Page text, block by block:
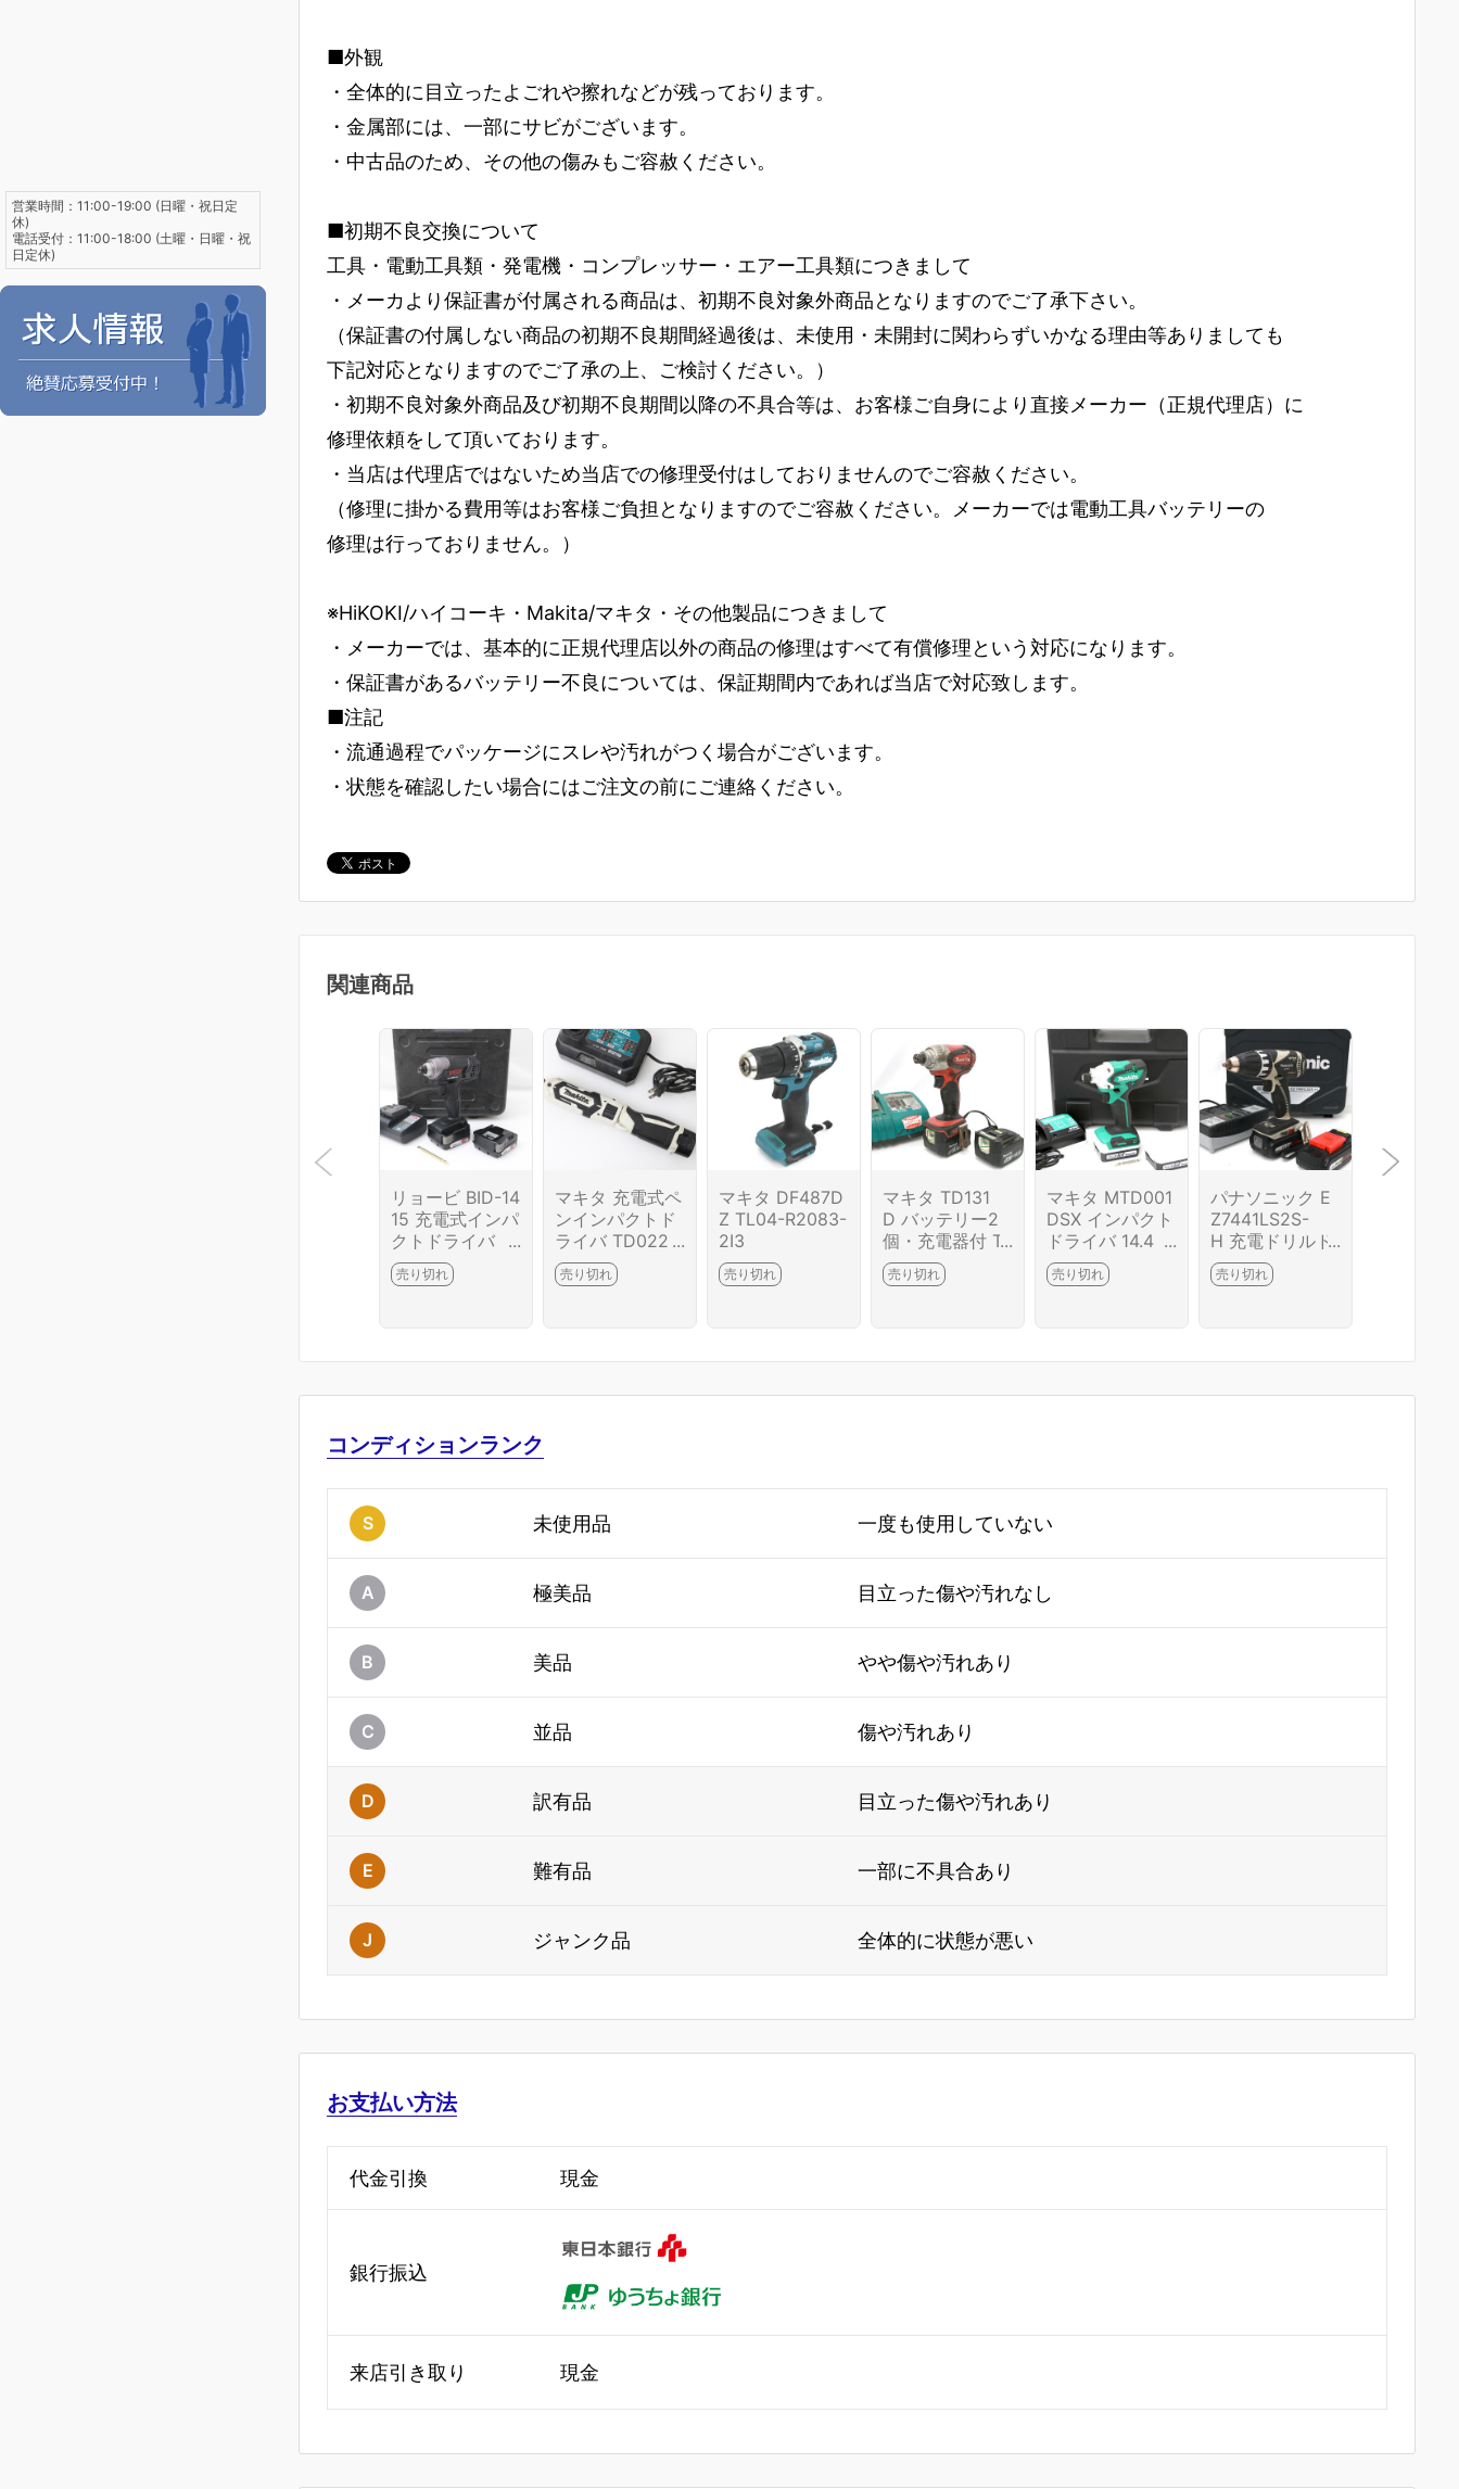
■外観
・全体的に目立ったよごれや擦れなどが残っております。
・金属部には、一部にサビがございます。
・中古品のため、その他の傷みもご容赦ください。
■初期不良交換について
工具・電動工具類・発電機・コンプレッサー・エアー工具類につきまして
・メーカより保証書が付属される商品は、初期不良対象外商品となりますのでご了承下さい。
（保証書の付属しない商品の初期不良期間経過後は、未使用・未開封に関わらずいかなる理由等ありましても
下記対応となりますのでご了承の上、ご検討ください。）
・初期不良対象外商品及び初期不良期間以降の不具合等は、お客様ご自身により直接メーカー（正規代理店）に
修理依頼をして頂いております。
・当店は代理店ではないため当店での修理受付はしておりませんのでご容赦ください。
（修理に掛かる費用等はお客様ご負担となりますのでご容赦ください。メーカーでは電動工具バッテリーの
修理は行っておりません。）
※HiKOKI/ハイコーキ・Makita/マキタ・その他製品につきまして
・メーカーでは、基本的に正規代理店以外の商品の修理はすべて有償修理という対応になります。
・保証書があるバッテリー不良については、保証期間内であれば当店で対応致します。
■注記
・流通過程でパッケージにスレや汚れがつく場合がございます。
・状態を確認したい場合にはご注文の前にご連絡ください。
関連商品
リョービ BID-14
15 充電式インパ
クトドライバ
ー TL04-M6124
-2I10
売り切れ
マキタ 充電式ペ
ンインパクトド
ライバ TD022
D バッテリー1個
+充電器付 TL04
売り切れ
マキタ DF487D
Z TL04-R2083-
2I3
売り切れ
マキタ TD131
D バッテリー2
個・充電器付 TL
04-M3467-2I10
売り切れ
マキタ MTD001
DSX インパクト
ドライバ 14.4
V TL04-C624-2
I1売り切れ
パナソニック E
Z7441LS2S-
H 充電ドリルド
ライバー TL04-
M2674-2H6
売り切れ
コンディションランク
S 未使用品 一度も使用していない
A 極美品 目立った傷や汚れなし
B 美品 やや傷や汚れあり
C 並品 傷や汚れあり
D 訳有品 目立った傷や汚れあり
E 難有品 一部に不具合あり
J ジャンク品 全体的に状態が悪い
お支払い方法
代金引換 現金
銀行振込
来店引き取り 現金
営業時間：11:00-19:00 (日曜・祝日定
休)
電話受付：11:00-18:00 (土曜・日曜・祝
日定休)